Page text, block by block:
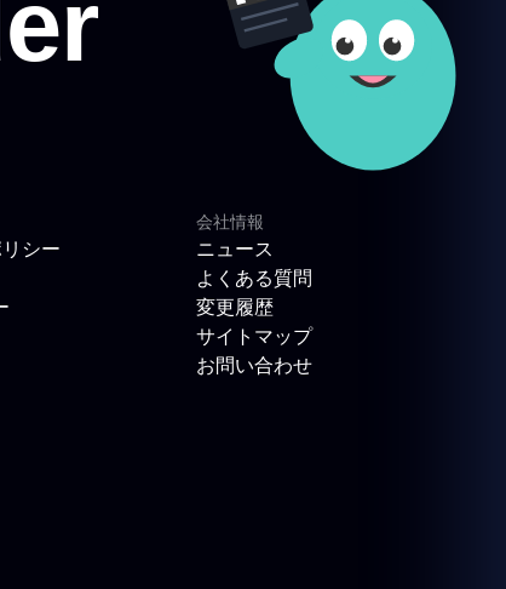
シー
会社情報
ニュース
よくある質問
変更履歴
サイトマップ
お問い合わせ